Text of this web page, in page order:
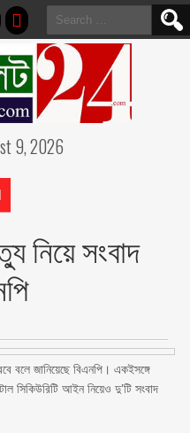
Search
for:
9, 2026
নিয়ে সংবাদ
বলে জানিয়েছে বিএনপি। একইসঙ্গে
সিকিউরিটি আইন নিয়েও দু’টি সংবাদ